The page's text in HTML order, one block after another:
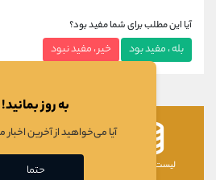
آیا این مطلب برای شما مفید بود؟
بله ، مفید بود خیر ، مفید نبود
لیست رمزارزها لیست سهام ها
به روز بمانید!
آیا می‌خواهید از آخرین
حتما